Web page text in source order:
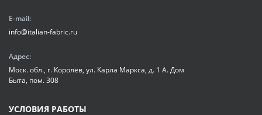
E-mail:
info@italian-fabric.ru
Адрес:
Моск. обл., г. Королёв, ул. Карла Маркса, д. 1 А. Дом
Быта, пом. 308
УСЛОВИЯ РАБОТЫ